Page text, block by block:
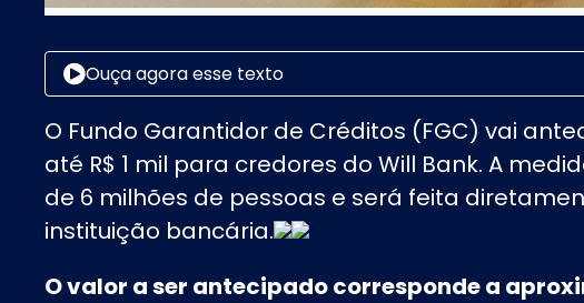
Ouça agora esse texto
O Fundo Garantidor de Créditos (FGC) vai
até R$ 1 mil para credores do Will Bank. A
de 6 milhões de pessoas e será feita
instituição bancária.
O valor a ser antecipado corresponde a